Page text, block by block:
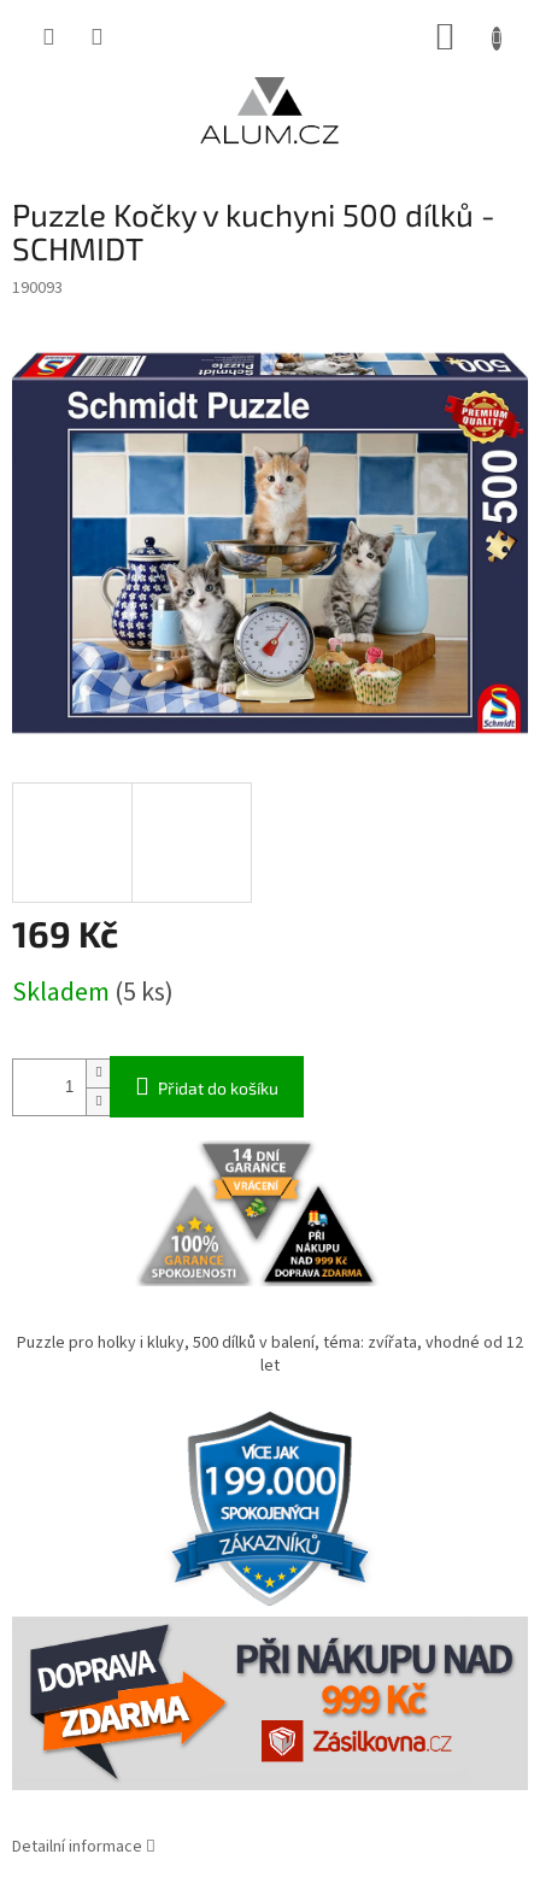
Puzzle Kočky v kuchyni 500 dílků -
SCHMIDT
190093
169 Kč
cena:
Skladem (5 ks)
Přidat do košíku
Puzzle pro holky i kluky, 500 dílků v balení, téma: zvířata, vhodné od 12
let
Detailní informace